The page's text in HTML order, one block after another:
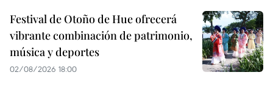
Festival de Otoño de Hue ofrecerá
vibrante combinación de patrimonio,
música y deportes
02/08/2026 18:00